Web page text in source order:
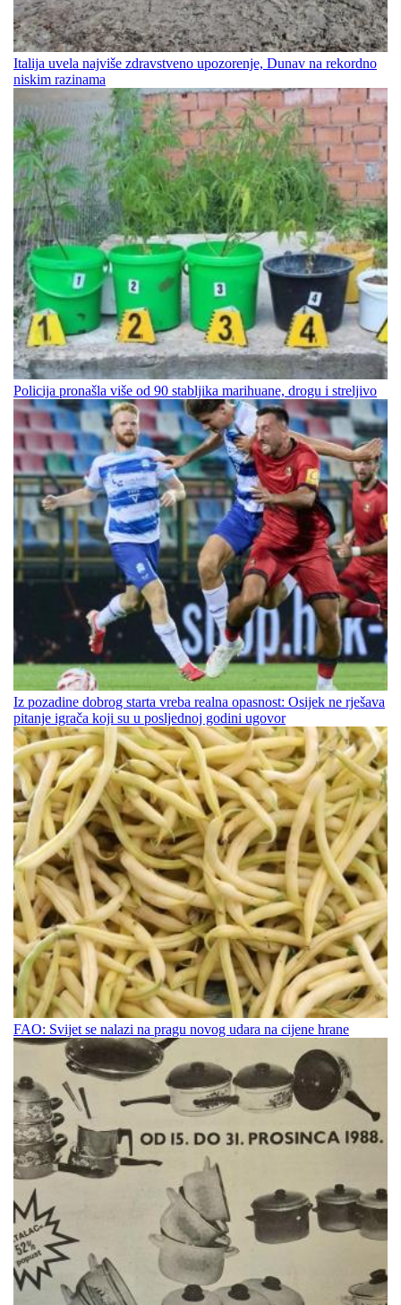
Italija uvela najviše zdravstveno upozorenje, Dunav na rekordno
niskim razinama
Policija pronašla više od 90 stabljika marihuane, drogu i streljivo
Iz pozadine dobrog starta vreba realna opasnost: Osijek ne rješava
pitanje igrača koji su u posljednoj godini ugovor
FAO: Svijet se nalazi na pragu novog udara na cijene hrane